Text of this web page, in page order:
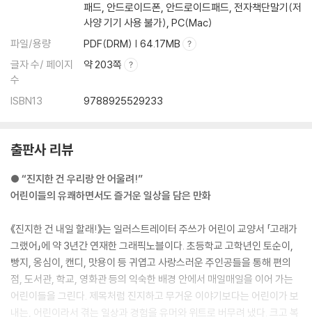
패드, 안드로이드폰, 안드로이드패드, 전자책단말기(저
사양 기기 사용 불가), PC(Mac)
파일/용량
PDF(DRM) | 64.17MB
글자 수/ 페이지
수
약 203쪽
ISBN13 9788925529233
출판사 리뷰
● “진지한 건 우리랑 안 어울려!”
어린이들의 유쾌하면서도 즐거운 일상을 담은 만화
《진지한 건 내일 할래!》는 일러스트레이터 주쓰가 어린이 교양서 「고래가
그랬어」에 약 3년간 연재한 그래픽노블이다. 초등학교 고학년인 토순이,
빵지, 옹심이, 캔디, 맛용이 등 귀엽고 사랑스러운 주인공들을 통해 편의
점, 도서관, 학교, 영화관 등의 익숙한 배경 안에서 매일매일을 이어 가는
어린이들을 그린다. 제목처럼 진지하고 무거운 이야기보다는 어린이가 보
내는, 어린이라서 겪는 일상과 경험을 유머와 위트로 버무려 냈다. 크고 복